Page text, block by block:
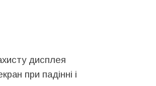
дисплея
при падінні і